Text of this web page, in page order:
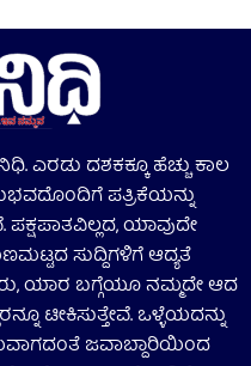
ಎರಡು ದಶಕಕ್ಕೂ ಹೆಚ್ಚು ಕಾಲ
ಪತ್ರಿಕೆಯನ್ನು
ಪಕ್ಷಪಾತವಿಲ್ಲದ, ಯಾವುದೇ
ಸುದ್ದಿಗಳಿಗೆ ಆದ್ಯತೆ
ಯಾರ ಬಗ್ಗೆಯೂ ನಮ್ಮದೇ ಆದ
ಟೀಕಿಸುತ್ತೇವೆ. ಒಳ್ಳೆಯದನ್ನು
ಜವಾಬ್ದಾರಿಯಿಂದ